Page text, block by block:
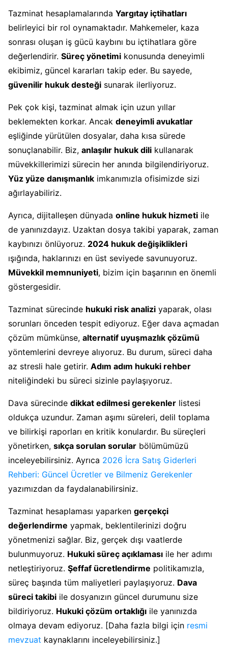
Tazminat hesaplamalarında Yargıtay içtihatları
belirleyici bir rol oynamaktadır. Mahkemeler, kaza
sonrası oluşan iş gücü kaybını bu içtihatlara göre
değerlendirir. Süreç yönetimi konusunda deneyimli
ekibimiz, güncel kararları takip eder. Bu sayede,
güvenilir hukuk desteği sunarak ilerliyoruz.
Pek çok kişi, tazminat almak için uzun yıllar
beklemekten korkar. Ancak deneyimli avukatlar
eşliğinde yürütülen dosyalar, daha kısa sürede
sonuçlanabilir. Biz, anlaşılır hukuk dili kullanarak
müvekkillerimizi sürecin her anında bilgilendiriyoruz.
Yüz yüze danışmanlık imkanımızla ofisimizde sizi
ağırlayabiliriz.
Ayrıca, dijitalleşen dünyada online hukuk hizmeti ile
de yanınızdayız. Uzaktan dosya takibi yaparak, zaman
kaybınızı önlüyoruz. 2024 hukuk değişiklikleri
ışığında, haklarınızı en üst seviyede savunuyoruz.
Müvekkil memnuniyeti, bizim için başarının en önemli
göstergesidir.
Tazminat sürecinde hukuki risk analizi yaparak, olası
sorunları önceden tespit ediyoruz. Eğer dava açmadan
çözüm mümkünse, alternatif uyuşmazlık çözümü
yöntemlerini devreye alıyoruz. Bu durum, süreci daha
az stresli hale getirir. Adım adım hukuki rehber
niteliğindeki bu süreci sizinle paylaşıyoruz.
Dava sürecinde dikkat edilmesi gerekenler listesi
oldukça uzundur. Zaman aşımı süreleri, delil toplama
ve bilirkişi raporları en kritik konulardır. Bu süreçleri
yönetirken, sıkça sorulan sorular bölümümüzü
inceleyebilirsiniz. Ayrıca 2026 İcra Satış Giderleri
Rehberi: Güncel Ücretler ve Bilmeniz Gerekenler
yazımızdan da faydalanabilirsiniz.
Tazminat hesaplaması yaparken gerçekçi
değerlendirme yapmak, beklentilerinizi doğru
yönetmenizi sağlar. Biz, gerçek dışı vaatlerde
bulunmuyoruz. Hukuki süreç açıklaması ile her adımı
netleştiriyoruz. Şeffaf ücretlendirme politikamızla,
süreç başında tüm maliyetleri paylaşıyoruz. Dava
süreci takibi ile dosyanızın güncel durumunu size
bildiriyoruz. Hukuki çözüm ortaklığı ile yanınızda
olmaya devam ediyoruz. [Daha fazla bilgi için resmi
mevzuat kaynaklarını inceleyebilirsiniz.]